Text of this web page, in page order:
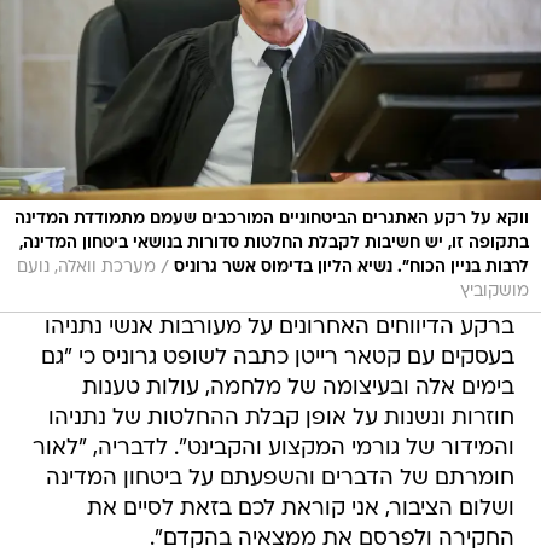
ווקא על רקע האתגרים הביטחוניים המורכבים שעמם מתמודדת המדינה
בתקופה זו, יש חשיבות לקבלת החלטות סדורות בנושאי ביטחון המדינה,
לרבות בניין הכוח". נשיא הליון בדימוס אשר גרוניס / מערכת וואלה, נועם
מושקוביץ
ברקע הדיווחים האחרונים על מעורבות אנשי נתניהו
בעסקים עם קטאר רייטן כתבה לשופט גרוניס כי "גם
בימים אלה ובעיצומה של מלחמה, עולות טענות
חוזרות ונשנות על אופן קבלת ההחלטות של נתניהו
והמידור של גורמי המקצוע והקבינט". לדבריה, "לאור
חומרתם של הדברים והשפעתם על ביטחון המדינה
ושלום הציבור, אני קוראת לכם בזאת לסיים את
החקירה ולפרסם את ממצאיה בהקדם".